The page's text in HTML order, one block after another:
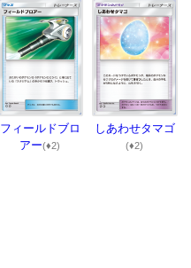
フィールドブロ
アー(♦2)
しあわせタマゴ
(♦2)